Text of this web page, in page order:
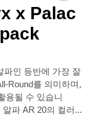
x Palac
파인 등반에 가장 잘
Round를 의미하며,
용될 수 있습니
파 AR 20의 컬러...